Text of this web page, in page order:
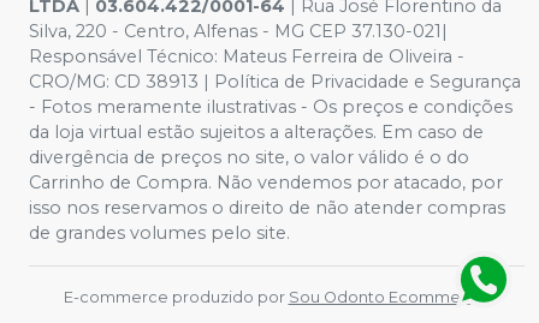
LTDA | 03.604.422/0001-64 | Rua José Florentino da
Silva, 220 - Centro, Alfenas - MG CEP 37.130-021|
Responsável Técnico: Mateus Ferreira de Oliveira -
CRO/MG: CD 38913 | Política de Privacidade e Segurança
- Fotos meramente ilustrativas - Os preços e condições
da loja virtual estão sujeitos a alterações. Em caso de
divergência de preços no site, o valor válido é o do
Carrinho de Compra. Não vendemos por atacado, por
isso nos reservamos o direito de não atender compras
de grandes volumes pelo site.
E-commerce produzido por Sou Odonto Ecommerce.